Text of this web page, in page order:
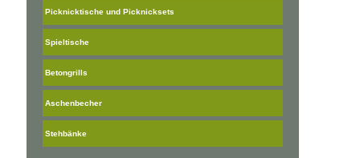
Picknicktische und Picknicksets
Spieltische
Betongrills
Aschenbecher
Stehbänke